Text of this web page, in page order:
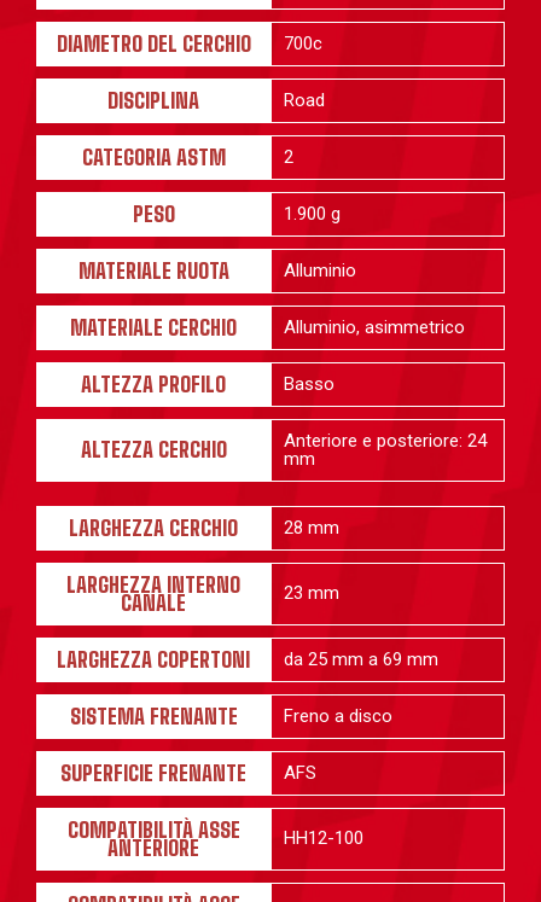
DIAMETRO DEL CERCHIO 700c
DISCIPLINA Road
CATEGORIA ASTM 2
PESO 1.900 g
MATERIALE RUOTA Alluminio
MATERIALE CERCHIO Alluminio, asimmetrico
ALTEZZA PROFILO Basso
ALTEZZA CERCHIO
Anteriore e posteriore: 24
mm
LARGHEZZA CERCHIO 28 mm
LARGHEZZA INTERNO
CANALE 23 mm
LARGHEZZA COPERTONI da 25 mm a 69 mm
SISTEMA FRENANTE Freno a disco
SUPERFICIE FRENANTE AFS
COMPATIBILITÀ ASSE
ANTERIORE HH12-100